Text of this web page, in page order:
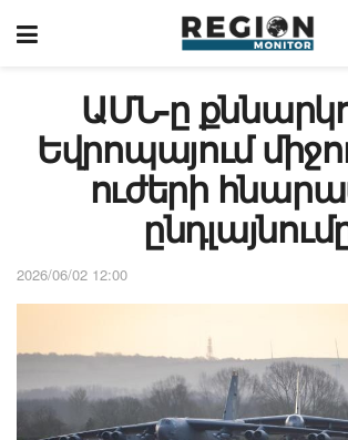
ԱՄՆ-ը
Եվրոպայում
ուժերի
2026/06/02 12:00